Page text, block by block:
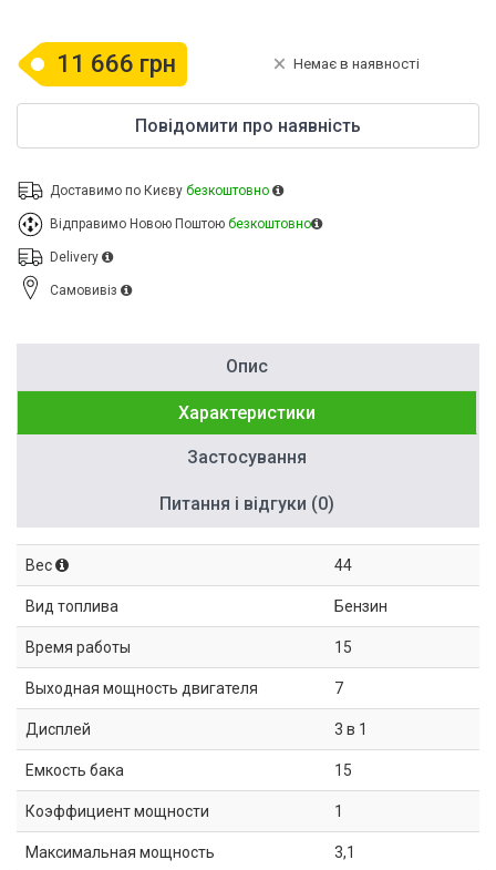
11 666 грн Немає в наявності
Повідомити про наявність
Доставимо по Києву безкоштовно
Відправимо Новою Поштою безкоштовно
Delivery
Cамовивіз
Опис
Характеристики
Застосування
Питання і відгуки (0)
Вес 44
Вид топлива Бензин
Время работы 15
Выходная мощность двигателя 7
Дисплей 3 в 1
Емкость бака 15
Коэффициент мощности 1
Максимальная мощность 3,1